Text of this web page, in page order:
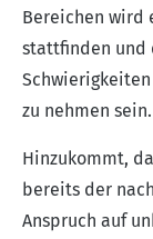
Bereichen wird
stattfinden und
zu nehmen sein.
Hinzukommt,
bereits der
Anspruch auf